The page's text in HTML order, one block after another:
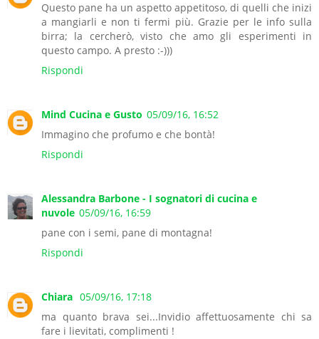
Questo pane ha un aspetto appetitoso, di quelli che inizi
a mangiarli e non ti fermi più. Grazie per le info sulla
birra; la cercherò, visto che amo gli esperimenti in
questo campo. A presto :-)))
Rispondi
Mind Cucina e Gusto 05/09/16, 16:52
Immagino che profumo e che bontà!
Rispondi
Alessandra Barbone - I sognatori di cucina e
nuvole 05/09/16, 16:59
pane con i semi, pane di montagna!
Rispondi
Chiara 05/09/16, 17:18
ma quanto brava sei...Invidio affettuosamente chi sa
fare i lievitati, complimenti !